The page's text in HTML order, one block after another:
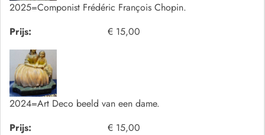
2025=Componist Frédéric François Chopin.
Prijs:
€ 15,00
2024=Art Deco beeld van een dame.
Prijs:
€ 15,00